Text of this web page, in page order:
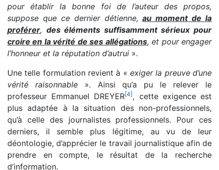
pour établir la bonne foi de l’auteur des propos,
suppose que ce dernier détienne,au moment de la
proférer, des éléments suffisamment sérieux pour
croire en la vérité de ses allégations, et pour engager
l’honneur et la réputation d’autrui ».
Une telle formulation revient à « exiger la preuve d’une
vérité raisonnable ». Ainsi qu’a pu le relever le
professeur Emmanuel DREYER[4], cette exigence est
plus adaptée à la situation des non-professionnels,
qu’à celle des journalistes professionnels. Pour ces
derniers, il semble plus légitime, au vu de leur
déontologie, d’apprécier le travail journalistique afin de
prendre en compte, le résultat de la recherche
d’information.